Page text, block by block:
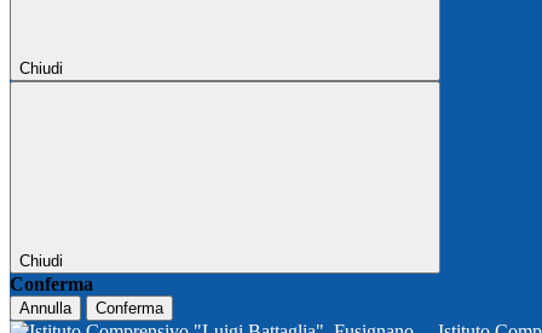
Chiudi
Chiudi
Conferma
Annulla Conferma